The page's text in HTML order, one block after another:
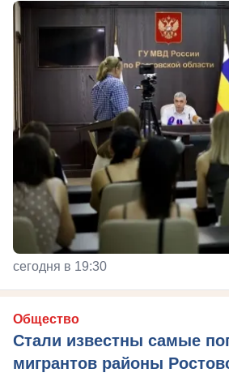
сегодня в 19:30
Общество
Стали известны самые
мигрантов районы